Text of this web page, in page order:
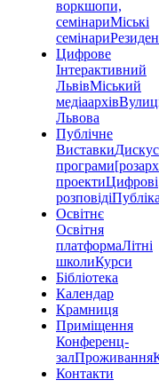
воркшопи,
семінариМіські
семінари
Цифрове
Інтерактивний
ЛьвівМіський
медіаархів
Львова
Публічне
Виставки
програми
проектиЦифрові
розповіді
Освітнє
Освітня
платформаЛітні
школиКурси
Бібліотека
Календар
Крамниця
Приміщення
Конференц-
залПроживання
Контакти